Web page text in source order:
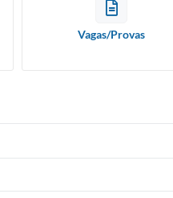
Vagas/Provas